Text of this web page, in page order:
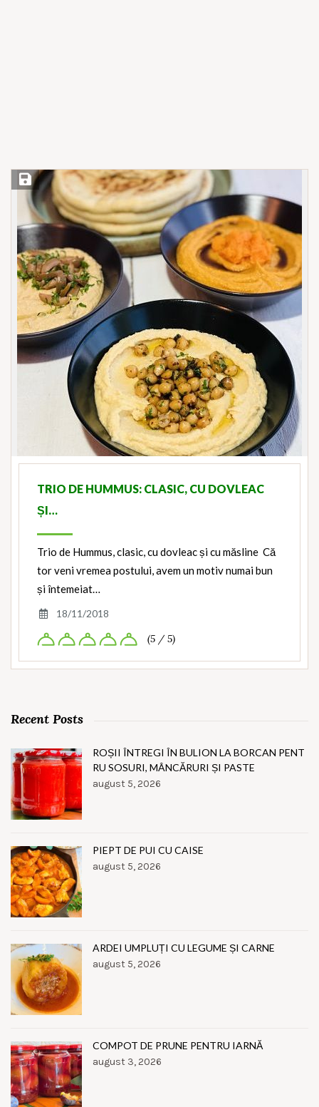
Save Recipe
TRIO DE HUMMUS: CLASIC, CU DOVLEAC
ȘI…
Trio de Hummus, clasic, cu dovleac și cu măsline Că
tor veni vremea postului, avem un motiv numai bun
și întemeiat…
18/11/2018
(5 / 5)
Recent Posts
ROȘII ÎNTREGI ÎN BULION LA BORCAN PENT
RU SOSURI, MÂNCĂRURI ȘI PASTE
august 5, 2026
PIEPT DE PUI CU CAISE
august 5, 2026
ARDEI UMPLUȚI CU LEGUME ȘI CARNE
august 5, 2026
COMPOT DE PRUNE PENTRU IARNĂ
august 3, 2026